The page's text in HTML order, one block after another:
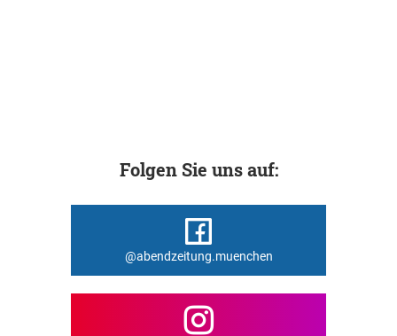
Folgen Sie uns auf:
@abendzeitung.muenchen